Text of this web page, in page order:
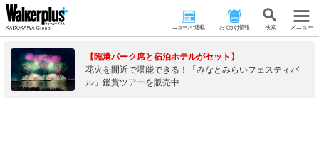
ニュース･連載 おでかけ情報 検 索 メニュー
【臨港パーク席と宿泊ホテルがセット】
花火を間近で堪能できる！「みなとみらいフェスティバ
ル」鑑賞ツアーを販売中